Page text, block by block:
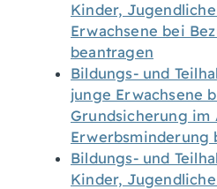
Kinder,
Erwachsene bei
beantragen
Bildungs- und
junge Erwachsene
Grundsicherung im
Erwerbsminderung
Bildungs- und
Kinder,